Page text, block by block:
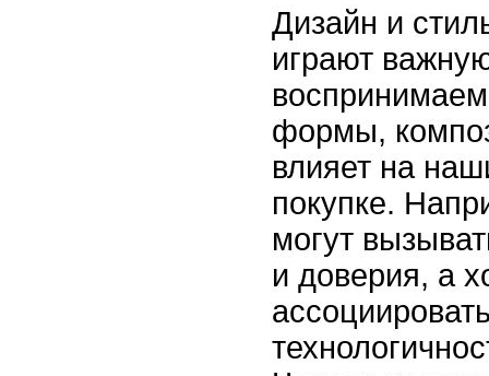
Дизайн и
играют
формы,
влияет на
покупке.
могут
и доверия, а